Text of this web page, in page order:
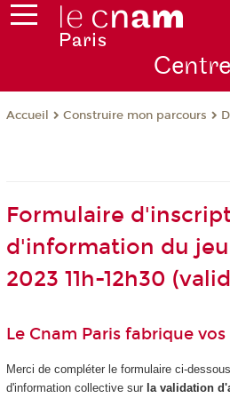
Centre
Accueil Construire mon parcours
Formulaire
d'information du
2023 11h-12h30
Le Cnam Paris fabrique
Merci de compléter le formulaire ci-
d'information collective sur la validation